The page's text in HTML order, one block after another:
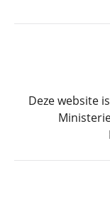
Deze website